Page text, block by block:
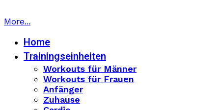
More...
Home
Trainingseinheiten
Workouts für Männer
Workouts für Frauen
Anfänger
Zuhause